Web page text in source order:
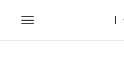
Toggle
navigation